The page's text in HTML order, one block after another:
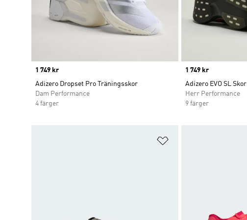
Price
1 749 kr
Adizero Dropset Pro Träningsskor
Dam Performance
4 färger
Price
1 749 kr
Adizero EVO SL Skor
Herr Performance
9 färger